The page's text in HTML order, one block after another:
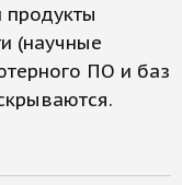
продукты
(научные
ПО и баз